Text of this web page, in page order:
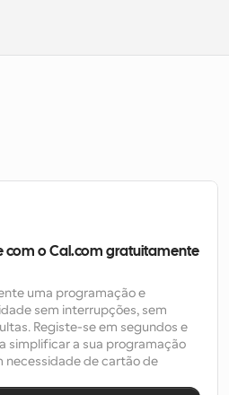
com o Cal.com gratuitamente
uma programação e
sem interrupções, sem
Registe-se em segundos e
simplificar a sua programação
necessidade de cartão de